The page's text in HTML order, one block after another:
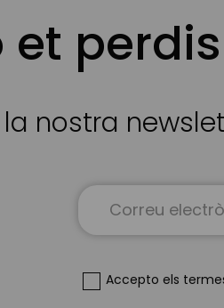
et
nostra
Accepto els